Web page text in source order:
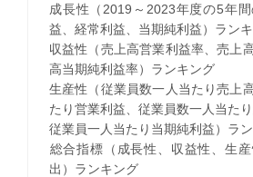
成長性（2019～2023年度の5年
益、経常利益、当期純利益）ラン
収益性（売上高営業利益率、売上
高当期純利益率）ランキング
生産性（従業員数一人当たり売上
たり営業利益、従業員数一人当たり
従業員一人当たり当期純利益）ラ
総合指標（成長性、収益性、生
出）ランキング